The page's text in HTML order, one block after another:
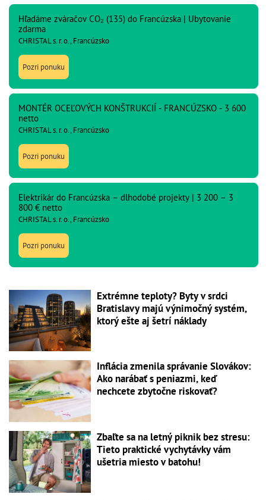
Hľadáme zváračov CO₂ (135) do Francúzska | Ubytovanie
zdarma
CHRISTAL s. r. o., Francúzsko
Pozri ponuku
MONTÉR OCEĽOVÝCH KONŠTRUKCIÍ - FRANCÚZSKO - 3 600
netto
CHRISTAL s. r. o., Francúzsko
Pozri ponuku
Elektrikár do Francúzska – dlhodobé projekty | 3 200 – 3
800 € netto
CHRISTAL s. r. o., Francúzsko
Pozri ponuku
Extrémne teploty? Byty v srdci
Bratislavy majú výnimočný systém,
ktorý ešte aj šetrí náklady
Inflácia zmenila správanie Slovákov:
Ako narábať s peniazmi, keď
nechcete zbytočne riskovať?
Zbaľte sa na letný piknik bez stresu:
Tieto praktické vychytávky vám
ušetria miesto v batohu!